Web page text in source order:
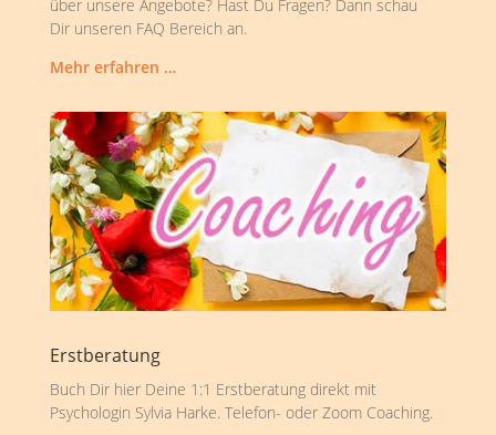
über unsere Angebote? Hast Du Fragen? Dann schau
Dir unseren FAQ Bereich an.
Mehr erfahren …
Erstberatung
Buch Dir hier Deine 1:1 Erstberatung direkt mit
Psychologin Sylvia Harke. Telefon- oder Zoom Coaching.